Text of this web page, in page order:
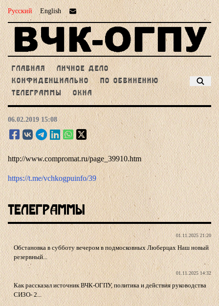
Русский English
ГЛАВНАЯ
ЛИЧНОЕ ДЕЛО
КОНФИДЕНЦИАЛЬНО
ПО ОБВИНЕНИЮ
ТЕЛЕГРАММЫ
ОКНА
06.02.2019 15:08
http://www.compromat.ru/page_39910.htm
https://t.me/vchkogpuinfo/39
Телеграммы
01.11.2025 21:20
Обстановка в субботу вечером в подмосковных Люберцах Наш новый
резервный...
01.11.2025 14:32
Как рассказал источник ВЧК-ОГПУ, политика и действия руководства
СИЗО- 2...